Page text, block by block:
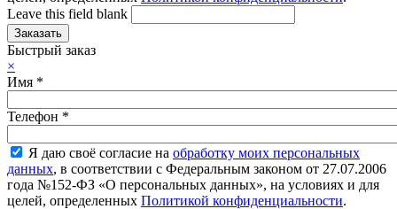
Leave this field blank
Быстрый заказ
×
Имя *
Телефон *
Я даю своё согласие на обработку моих персональных
данных, в соответствии с Федеральным законом от 27.07.2006
года №152-ФЗ «О персональных данных», на условиях и для
целей, определенных Политикой конфиденциальности.